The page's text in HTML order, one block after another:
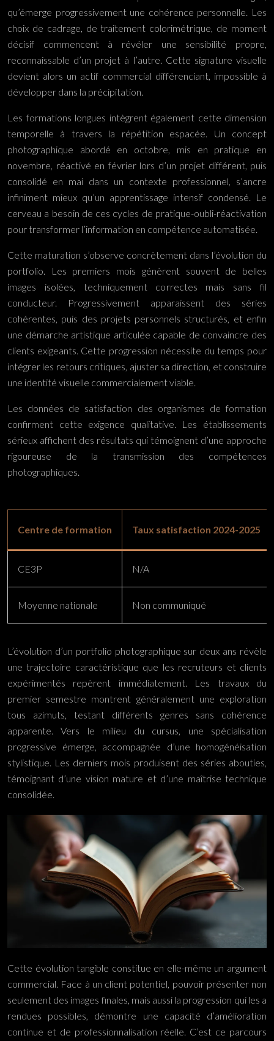
qu’émerge progressivement une cohérence personnelle. Les
choix de cadrage, de traitement colorimétrique, de moment
décisif commencent à révéler une sensibilité propre,
reconnaissable d’un projet à l’autre. Cette signature visuelle
devient alors un actif commercial différenciant, impossible à
développer dans la précipitation.
Les formations longues intègrent également cette dimension
temporelle à travers la répétition espacée. Un concept
photographique abordé en octobre, mis en pratique en
novembre, réactivé en février lors d’un projet différent, puis
consolidé en mai dans un contexte professionnel, s’ancre
infiniment mieux qu’un apprentissage intensif condensé. Le
cerveau a besoin de ces cycles de pratique-oubli-réactivation
pour transformer l’information en compétence automatisée.
Cette maturation s’observe concrètement dans l’évolution du
portfolio. Les premiers mois génèrent souvent de belles
images isolées, techniquement correctes mais sans fil
conducteur. Progressivement apparaissent des séries
cohérentes, puis des projets personnels structurés, et enfin
une démarche artistique articulée capable de convaincre des
clients exigeants. Cette progression nécessite du temps pour
intégrer les retours critiques, ajuster sa direction, et construire
une identité visuelle commercialement viable.
Les données de satisfaction des organismes de formation
confirment cette exigence qualitative. Les établissements
sérieux affichent des résultats qui témoignent d’une approche
rigoureuse de la transmission des compétences
photographiques.
Centre de formation Taux satisfaction 2024-2025
CE3P N/A
Moyenne nationale Non communiqué
L’évolution d’un portfolio photographique sur deux ans révèle
une trajectoire caractéristique que les recruteurs et clients
expérimentés repèrent immédiatement. Les travaux du
premier semestre montrent généralement une exploration
tous azimuts, testant différents genres sans cohérence
apparente. Vers le milieu du cursus, une spécialisation
progressive émerge, accompagnée d’une homogénéisation
stylistique. Les derniers mois produisent des séries abouties,
témoignant d’une vision mature et d’une maîtrise technique
consolidée.
Cette évolution tangible constitue en elle-même un argument
commercial. Face à un client potentiel, pouvoir présenter non
seulement des images finales, mais aussi la progression qui les a
rendues possibles, démontre une capacité d’amélioration
continue et de professionnalisation réelle. C’est ce parcours